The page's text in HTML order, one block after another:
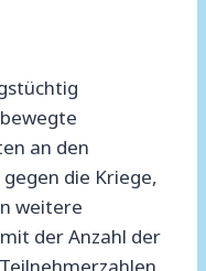
an den
die Kriege,
weitere
der Anzahl der